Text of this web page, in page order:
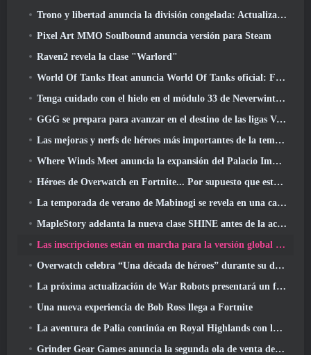
Trono y libertad anuncia la división congelada: Actualización Nix
Pixel Art MMO Soulbound anuncia versión para Steam
Raven2 revela la clase "Warlord"
World Of Tanks Heat anuncia World Of Tanks oficial: Fecha de lanzamiento de HEAT
Tenga cuidado con el hielo en el módulo 33 de Neverwinter, Frío cortante
GGG se prepara para avanzar en el destino de las ligas Vaal de Path Of Exile 2 antes del lanzamiento del regreso de los Antiguos
Las mejoras y nerfs de héroes más importantes de la temporada 8
Where Winds Meet anuncia la expansión del Palacio Imperial y comparte una hoja de ruta de contenido "masiva"
Héroes de Overwatch en Fortnite... Por supuesto que estaba destinado a suceder
La temporada de verano de Mabinogi se revela en una carta del productor
MapleStory adelanta la nueva clase SHINE antes de la actualización de junio
Las inscripciones están en marcha para la versión global de la 'Prueba de prólogo' de Limit Zero Breakers de NCSoft
Overwatch celebra “Una década de héroes” durante su décimo aniversario
La próxima actualización de War Robots presentará un francotirador inspirado en Lovecraft
Una nueva experiencia de Bob Ross llega a Fortnite
La aventura de Palia continúa en Royal Highlands con la actualización de hoy
Grinder Gear Games anuncia la segunda ola de venta de entradas para ExileCon